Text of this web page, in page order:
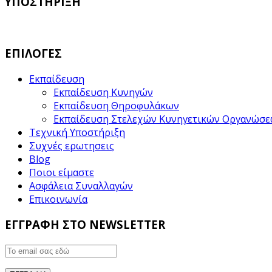
ΕΠΙΛΟΓΕΣ
Εκπαίδευση
Εκπαίδευση Κυνηγών
Εκπαίδευση Θηροφυλάκων
Εκπαίδευση Στελεχών Κυνηγετικών
Τεχνική Υποστήριξη
Συχνές ερωτησεις
Blog
Ποιοι είμαστε
Ασφάλεια Συναλλαγών
Επικοινωνία
ΕΓΓΡΑΦΗ ΣΤΟ NEWSLETTER